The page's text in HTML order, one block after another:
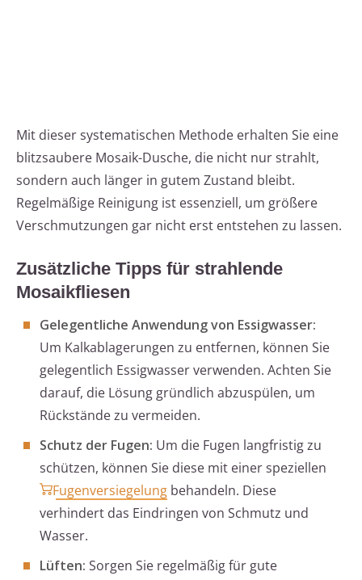
Mit dieser systematischen Methode erhalten Sie eine
blitzsaubere Mosaik-Dusche, die nicht nur strahlt,
sondern auch länger in gutem Zustand bleibt.
Regelmäßige Reinigung ist essenziell, um größere
Verschmutzungen gar nicht erst entstehen zu lassen.
Zusätzliche Tipps für strahlende
Mosaikfliesen
Gelegentliche Anwendung von Essigwasser:
Um Kalkablagerungen zu entfernen, können Sie
gelegentlich Essigwasser verwenden. Achten Sie
darauf, die Lösung gründlich abzuspülen, um
Rückstände zu vermeiden.
Schutz der Fugen: Um die Fugen langfristig zu
schützen, können Sie diese mit einer speziellen
Fugenversiegelung behandeln. Diese
verhindert das Eindringen von Schmutz und
Wasser.
Lüften: Sorgen Sie regelmäßig für gute